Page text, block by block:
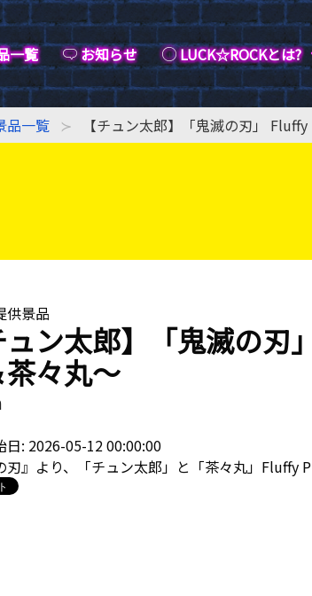
一覧 お知らせ LUCK☆ROCKとは?
品一覧 【チュン太郎】「鬼滅の刃」
供景品
ュン太郎】「鬼滅の
々丸〜
日: 2026-05-12 00:00:00
刃』より、「チュン太郎」と「茶々丸」Fluffy